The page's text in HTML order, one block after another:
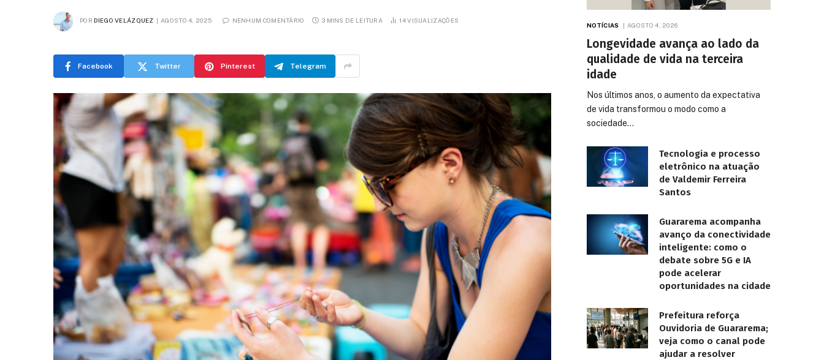
POR DIEGO VELÁZQUEZ AGOSTO 4, 2025 NENHUM COMENTÁRIO 3 MINS DE LEITURA 14VISUALIZAÇÕES
Facebook Twitter Pinterest Telegram
NOTÍCIAS AGOSTO 4, 2026
Longevidade avança ao lado da
qualidade de vida na terceira
idade
Nos últimos anos, o aumento da expectativa
de vida transformou o modo como a
sociedade…
Tecnologia e processo
eletrônico na atuação
de Valdemir Ferreira
Santos
Guararema acompanha
avanço da conectividade
inteligente: como o
debate sobre 5G e IA
pode acelerar
oportunidades na cidade
Prefeitura reforça
Ouvidoria de Guararema;
veja como o canal pode
ajudar a resolver